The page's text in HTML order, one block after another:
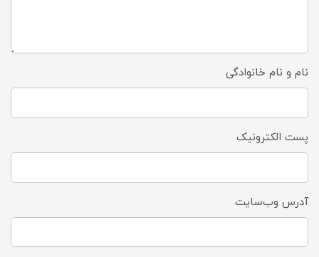
نام و نام خانوادگی
پست الکترونیک
آدرس وب‌سایت